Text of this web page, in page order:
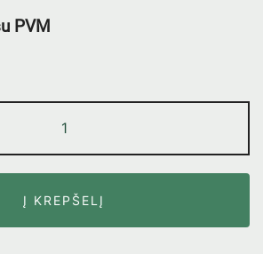
PVM
Į KREPŠELĮ